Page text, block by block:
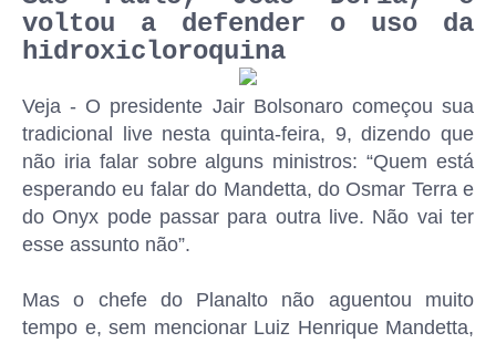
voltou a defender o uso da
hidroxicloroquina
Veja - O presidente Jair Bolsonaro começou sua
tradicional live nesta quinta-feira, 9, dizendo que
não iria falar sobre alguns ministros: “Quem está
esperando eu falar do Mandetta, do Osmar Terra e
do Onyx pode passar para outra live. Não vai ter
esse assunto não”.
Mas o chefe do Planalto não aguentou muito
tempo e, sem mencionar Luiz Henrique Mandetta,